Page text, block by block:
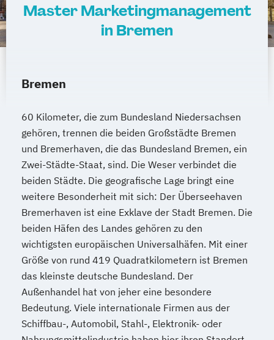
Master Marketingmanagement
in Bremen
Bremen
60 Kilometer, die zum Bundesland Niedersachsen
gehören, trennen die beiden Großstädte Bremen
und Bremerhaven, die das Bundesland Bremen, ein
Zwei-Städte-Staat, sind. Die Weser verbindet die
beiden Städte. Die geografische Lage bringt eine
weitere Besonderheit mit sich: Der Überseehaven
Bremerhaven ist eine Exklave der Stadt Bremen. Die
beiden Häfen des Landes gehören zu den
wichtigsten europäischen Universalhäfen. Mit einer
Größe von rund 419 Quadratkilometern ist Bremen
das kleinste deutsche Bundesland. Der
Außenhandel hat von jeher eine besondere
Bedeutung. Viele internationale Firmen aus der
Schiffbau-, Automobil, Stahl-, Elektronik- oder